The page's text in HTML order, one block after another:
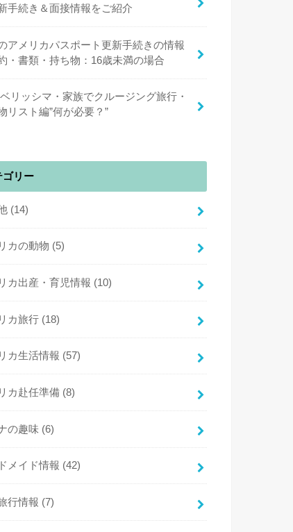
手続き＆面接情報をご紹介
アメリカパスポート更新手続きの情報
・書類・持ち物：16歳未満の場合
リッシマ・家族でクルージング旅行・
リスト編”何が必要？”
ゴリー
(14)
カの動物 (5)
カ出産・育児情報 (10)
カ旅行 (18)
カ生活情報 (57)
カ赴任準備 (8)
の趣味 (6)
メイド情報 (42)
行情報 (7)